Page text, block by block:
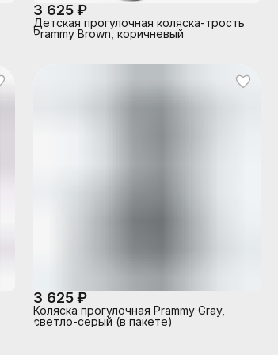
3 625 ₽
Детская прогулочная коляска-трость
Prammy Brown, коричневый
3 625 ₽
Коляска прогулочная Prammy Gray,
светло-серый (в пакете)